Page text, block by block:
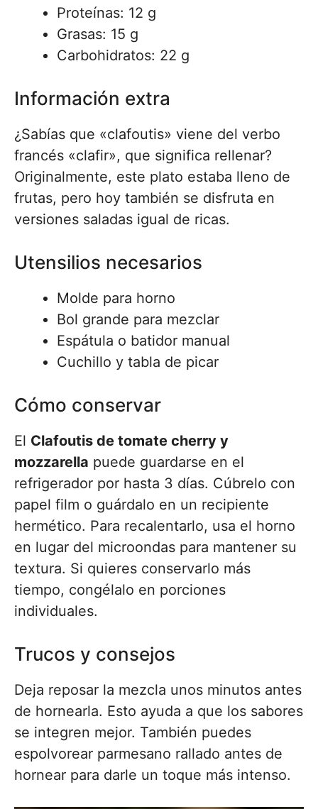
Proteínas: 12 g
Grasas: 15 g
Carbohidratos: 22 g
Información extra
¿Sabías que «clafoutis» viene del verbo
francés «clafir», que significa rellenar?
Originalmente, este plato estaba lleno de
frutas, pero hoy también se disfruta en
versiones saladas igual de ricas.
Utensilios necesarios
Molde para horno
Bol grande para mezclar
Espátula o batidor manual
Cuchillo y tabla de picar
Cómo conservar
El Clafoutis de tomate cherry y
mozzarella puede guardarse en el
refrigerador por hasta 3 días. Cúbrelo con
papel film o guárdalo en un recipiente
hermético. Para recalentarlo, usa el horno
en lugar del microondas para mantener su
textura. Si quieres conservarlo más
tiempo, congélalo en porciones
individuales.
Trucos y consejos
Deja reposar la mezcla unos minutos antes
de hornearla. Esto ayuda a que los sabores
se integren mejor. También puedes
espolvorear parmesano rallado antes de
hornear para darle un toque más intenso.